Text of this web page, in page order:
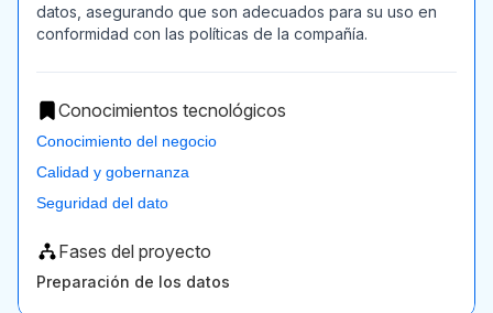
datos, asegurando que son adecuados para su uso en
conformidad con las políticas de la compañía.
Conocimientos tecnológicos
Conocimiento del negocio
Calidad y gobernanza
Seguridad del dato
Fases del proyecto
Preparación de los datos